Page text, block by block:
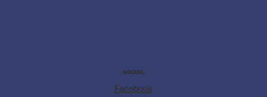
SOCIAL
Facebook